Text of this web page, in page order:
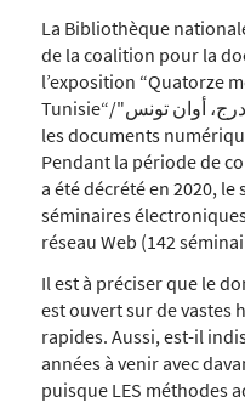
La Bibliothèque
de la coalition pour la
l’exposition “Quatorze
Tunisie“/"أربعطاش غير درج، أوان تونس", en proposant
les documents
Pendant la période de
a été décrété en 2020,
séminaires
réseau Web (142
Il est à préciser que le
est ouvert sur de vastes
rapides. Aussi, est-il
années à venir avec
puisque LES méthodes